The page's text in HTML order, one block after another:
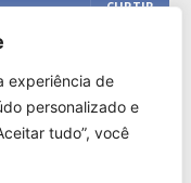
experiência de
personalizado e
tudo”, você
CURTIR
INSCREVER